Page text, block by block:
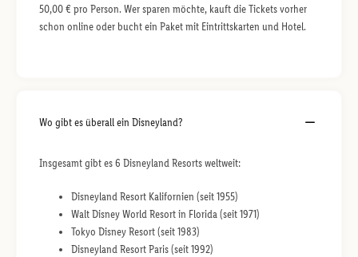
50,00 € pro Person. Wer sparen möchte, kauft die Tickets vorher
schon online oder bucht ein Paket mit Eintrittskarten und Hotel.
Wo gibt es überall ein Disneyland?
Insgesamt gibt es 6 Disneyland Resorts weltweit:
Disneyland Resort Kalifornien (seit 1955)
Walt Disney World Resort in Florida (seit 1971)
Tokyo Disney Resort (seit 1983)
Disneyland Resort Paris (seit 1992)